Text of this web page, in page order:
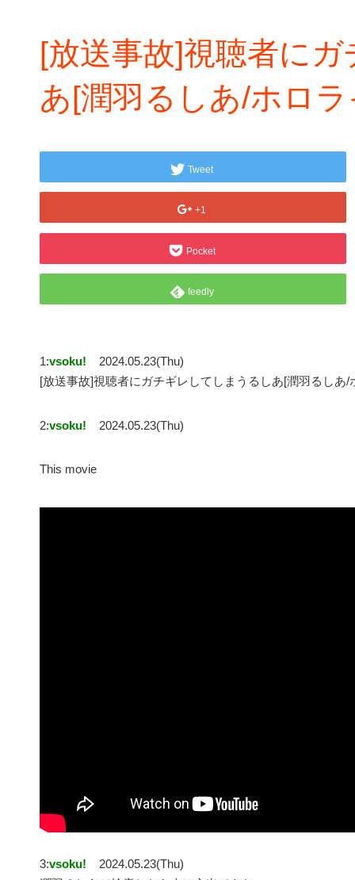
[放送事故]視聴者に
あ[潤羽るしあ/ホロ
Tweet
+1
Pocket
feedly
1:vsoku!
2024.05.23(Thu)
[放送事故]視聴者にガチギレしてしまうるしあ[潤羽るしあ
2:vsoku! 2024.05.23(Thu)
This movie
3:vsoku!
2024.05.23(Thu)